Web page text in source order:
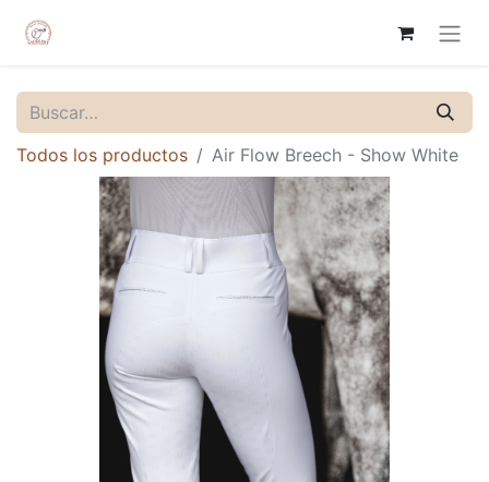
Todos los productos Air Flow Breech - Show White